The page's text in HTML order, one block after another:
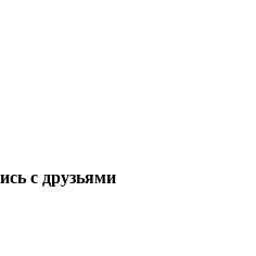
с друзьями